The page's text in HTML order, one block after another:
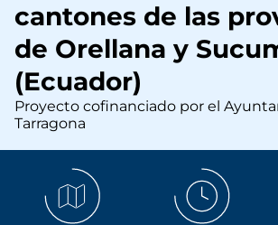
cantones de las
de Orellana y
(Ecuador)
Proyecto cofinanciado por el
Tarragona